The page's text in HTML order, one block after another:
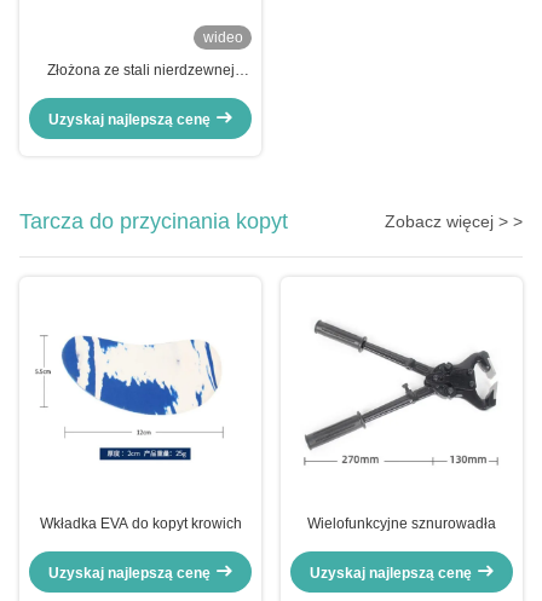
wideo
Złożona ze stali nierdzewnej
trójprzęgłowe
Uzyskaj najlepszą cenę
Tarcza do przycinania kopyt Zobacz więcej > >
Wkładka EVA do kopyt krowich
Uzyskaj najlepszą cenę
Wielofunkcyjne sznurowadła
Uzyskaj najlepszą cenę